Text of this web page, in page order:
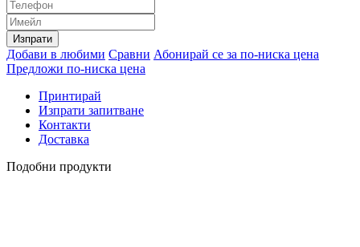
Изпрати
Добави в любими Сравни Абонирай се за по-ниска цена
Предложи по-ниска цена
Принтирай
Изпрати запитване
Контакти
Доставка
Подобни продукти